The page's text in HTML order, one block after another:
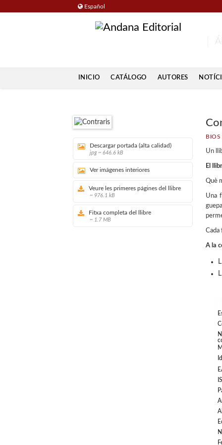
Español
INICIO CATÁLOGO AUTORES
Descargar portada (alta calidad)
jpg ~ 646.6 kB
Ver imágenes interiores
Veure les primeres págines del llibre
~ 976.1 kB
Fitxa completa del llibre
~ 1.7 MB
BIOS
Un
El
Què
Una
Cada
A la